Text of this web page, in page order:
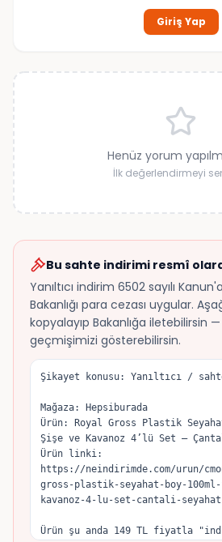
Giriş Yap
Henüz yorum
İlk değerlendirmeyi
Bu sahte indirimi resmî
Yanıltıcı indirim 6502 sayılı
Bakanlığı para cezası uygular.
kopyalayıp Bakanlığa iletebilirsin
geçmişimizi gösterebilirsin.
Şikayet konusu: Yanıltıcı /
Mağaza: Hepsiburada
Ürün: Royal Gross Plastik Seyahat
Şişe ve Kavanoz 4’lü Set –
Ürün linki:
https://neindirimde.com/urun/
gross-plastik-seyahat-boy-
kavanoz-4-lu-set-cantali-
Ürün şu anda 149 TL fiyatla